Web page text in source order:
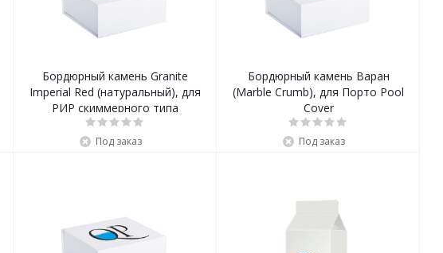
Бордюрный камень Granite
Imperial Red (натуральный), для
РИР скиммерного типа
Под заказ
Бордюрный камень Варан
(Marble Crumb), для Порто Pool
Cover
Под заказ